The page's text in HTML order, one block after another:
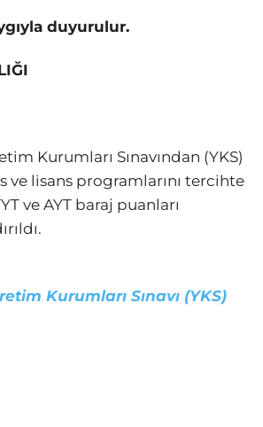
duyurulur.
Kurumları Sınavından (YKS)
ve lisans programlarını tercihte
ve AYT baraj puanları
Kurumları Sınavı (YKS)